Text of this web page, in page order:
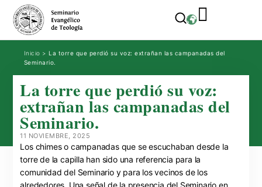
Inicio >La torre que perdió su voz: extrañan las campanadas del
Seminario.
La torre que perdió su voz:
extrañan las campanadas del
Seminario.
11 NOVIEMBRE, 2025
Los chimes o campanadas que se escuchaban desde la
torre de la capilla han sido una referencia para la
comunidad del Seminario y para los vecinos de los
alrededores. Una señal de la presencia del Seminario en